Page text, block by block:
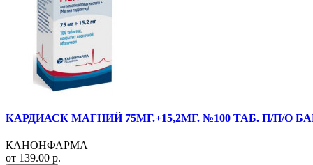
КАРДИАСК МАГНИЙ 75МГ.+15,2МГ. №100 ТАБ. П/П/О
КАНОНФАРМА
от 139.00 р.